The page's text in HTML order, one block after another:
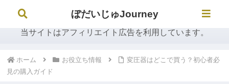
ぼだいじゅJourney
当サイトはアフィリエイト広告を利用しています。
ホーム お役立ち情報
変圧器はどこで買う？初心者必
見の購入ガイド
ぼだいじゅJourney